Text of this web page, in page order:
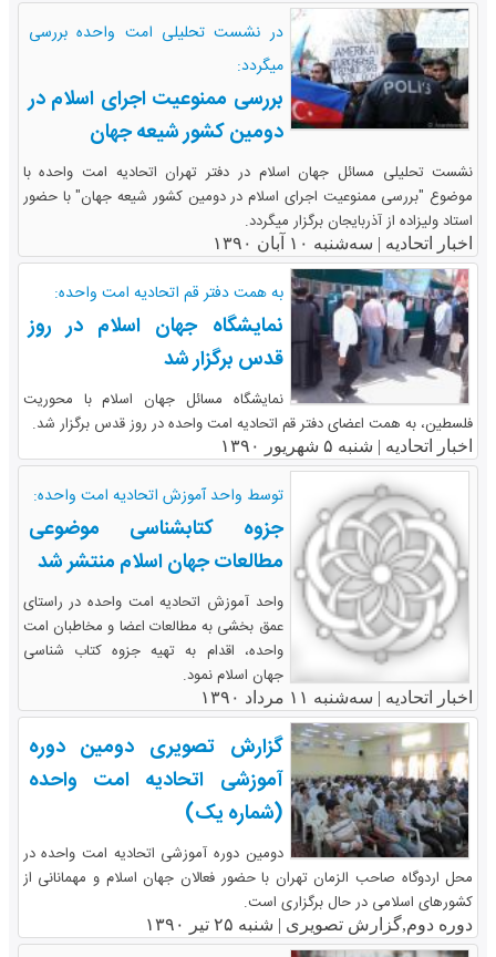
‫در نشست تحلیلی امت واحده بررسی
میگردد:
بررسی ممنوعیت اجرای اسلام در
دومین کشور شیعه جهان‬
نشست تحلیلی مسائل جهان اسلام در دفتر تهران اتحادیه امت واحده با
موضوع "بررسی ممنوعیت اجرای اسلام در دومین کشور شیعه جهان" با حضور
استاد ولیزاده از آذربایجان برگزار میگردد.
اخبار اتحادیه | سه‌شنبه ۱۰ آبان ۱۳۹۰
به همت دفتر قم اتحادیه امت واحده:
نمایشگاه جهان اسلام در روز
قدس برگزار شد
نمایشگاه مسائل جهان اسلام با محوریت
فلسطین، به همت اعضای دفتر قم اتحادیه امت واحده در روز قدس برگزار شد.
اخبار اتحادیه | شنبه ۵ شهریور ۱۳۹۰
توسط واحد آموزش اتحادیه امت واحده:
جزوه کتابشناسی موضوعی
مطالعات جهان اسلام منتشر شد
واحد آموزش اتحادیه امت واحده در راستای
عمق بخشی به مطالعات اعضا و مخاطبان امت
واحده، اقدام به تهیه جزوه کتاب شناسی
جهان اسلام نمود.
اخبار اتحادیه | سه‌شنبه ۱۱ مرداد ۱۳۹۰
گزارش تصویری دومین دوره
آموزشی اتحادیه امت واحده
(شماره یک)
دومین دوره آموزشی اتحادیه امت واحده در
محل اردوگاه صاحب الزمان تهران با حضور فعالان جهان اسلام و مهمانانی از
کشورهای اسلامی در حال برگزاری است.
دوره دوم,گزارش تصویری | شنبه ۲۵ تیر ۱۳۹۰